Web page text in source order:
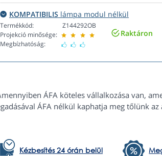
KOMPATIBILIS lámpa modul nélkül
Termékkód:
Projekció minősége:
Megbízhatóság:
Z144292OB
Raktáron
ÁFA köteles vállalkozása van,
ÁFA nélkül kaphatja meg tőlünk az
Kézbesítés 24 órán belül